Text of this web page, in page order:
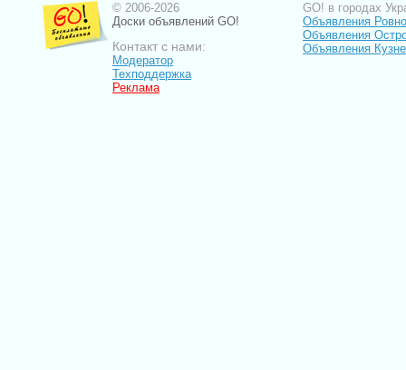
© 2006-2026
Доски объявлений GO!
Контакт с нами:
Модератор
Техподдержка
Реклама
GO! в городах
Объявления Ровно
Объявления
Объявления